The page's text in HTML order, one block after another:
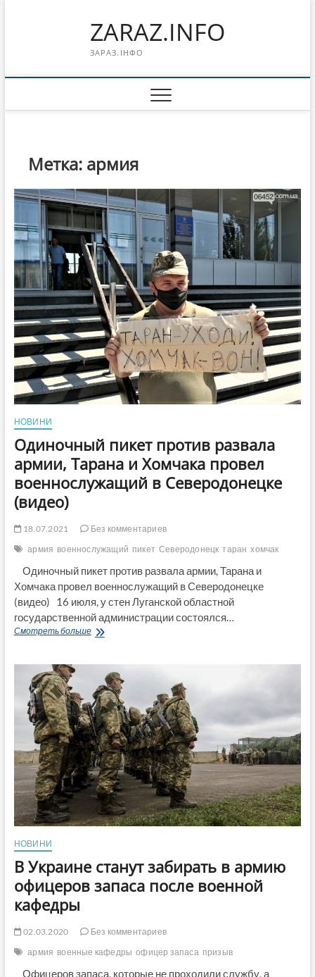
ZARAZ.INFO
ЗАРАЗ.ІНФО
Метка: армия
НОВИНИ
Одиночный пикет против развала
армии, Тарана и Хомчака провел
военнослужащий в Северодонецке
(видео)
18.07.2021
Без комментариев
армия военнослужащий пикет Северодонецк таран хомчак
Одиночный пикет против развала армии, Тарана и
Хомчака провел военнослужащий в Северодонецке
(видео) 16 июля, у стен Луганской областной
государственной администрации состоялся…
Смотреть большеОдиночный
армии,
Тарана
и
Хомчака
провел
военнослужащий
в
Северодонецке
(видео)
НОВИНИ
В Украине станут забирать в армию
офицеров запаса после военной
кафедры
02.03.2020
Без комментариев
армия военные кафедры офицер запаса призыв
Офицеров запаса, которые не проходили службу, а